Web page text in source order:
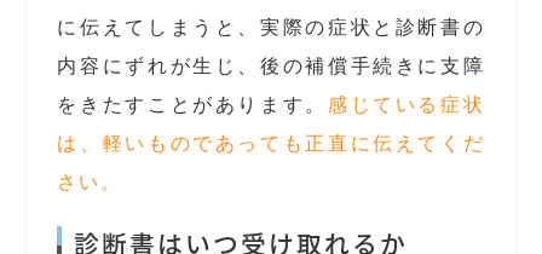
に伝えてしまうと、実際の症状と診断書の
内容にずれが生じ、後の補償手続きに支障
をきたすことがあります。 感じている症状
は、軽いものであっても正直に伝えてくだ
さい。
診断書はいつ受け取れるか